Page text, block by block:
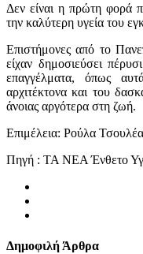
Δεν είναι η πρώτη φορά
την καλύτερη υγεία του
Επιστήμονες από το
είχαν δημοσιεύσει
επαγγέλματα, όπως
αρχιτέκτονα και του
άνοιας αργότερα στη ζωή.
Επιμέλεια: Ρούλα Τσουλέα
Πηγή : ΤΑ ΝΕΑ Ένθετο
Δημοφιλή Άρθρα